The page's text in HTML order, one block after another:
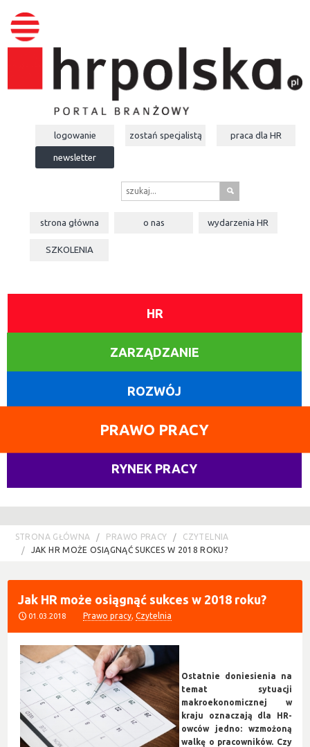
logowanie zostań specjalistą praca dla HR
newsletter
s
strona główna o nas wydarzeniaHR
SZKOLENIA
HR
ZARZĄDZANIE
ROZWÓJ
PRAWO PRACY
RYNEK PRACY
STRONA GŁÓWNA PRAWO PRACY
CZYTELNIA
JAK HR MOŻE OSIĄGNĄĆ SUKCES W 2018 ROKU?
Jak HR może osiągnąć sukces w 2018 roku?
01.03.2018 Prawo pracy,Czytelnia
Ostatnie doniesienia na
temat sytuacji
makroekonomicznej w
kraju oznaczają dla HR-
owców jedno: wzmożoną
walkę o pracowników. Czy